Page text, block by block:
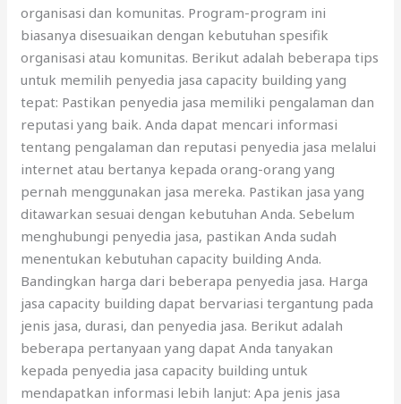
organisasi dan komunitas. Program-program ini
biasanya disesuaikan dengan kebutuhan spesifik
organisasi atau komunitas. Berikut adalah beberapa tips
untuk memilih penyedia jasa capacity building yang
tepat: Pastikan penyedia jasa memiliki pengalaman dan
reputasi yang baik. Anda dapat mencari informasi
tentang pengalaman dan reputasi penyedia jasa melalui
internet atau bertanya kepada orang-orang yang
pernah menggunakan jasa mereka. Pastikan jasa yang
ditawarkan sesuai dengan kebutuhan Anda. Sebelum
menghubungi penyedia jasa, pastikan Anda sudah
menentukan kebutuhan capacity building Anda.
Bandingkan harga dari beberapa penyedia jasa. Harga
jasa capacity building dapat bervariasi tergantung pada
jenis jasa, durasi, dan penyedia jasa. Berikut adalah
beberapa pertanyaan yang dapat Anda tanyakan
kepada penyedia jasa capacity building untuk
mendapatkan informasi lebih lanjut: Apa jenis jasa